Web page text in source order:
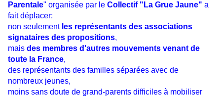
Parentale" organisée par le Collectif "La Grue Jaune" a
fait déplacer:
non seulement les représentants des associations
signataires des propositions,
mais des membres d'autres mouvements venant de
toute la France,
des représentants des familles séparées avec de
nombreux jeunes,
moins sans doute de grand-parents difficiles à mobiliser